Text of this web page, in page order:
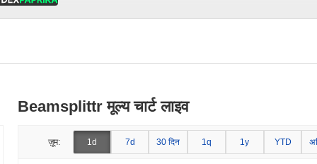
Beamsplittr मूल्य चार्ट लाइव
ज़ूम: 1d 7d 30 दिन 1q 1y YTD